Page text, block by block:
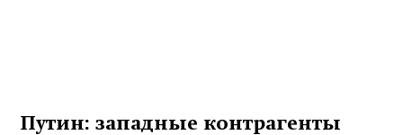
Путин: западные контрагенты